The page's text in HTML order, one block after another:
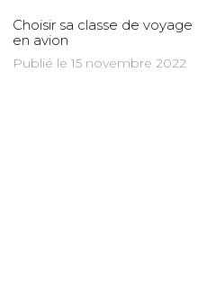
Choisir sa classe de voyage
en avion
Publié le 15 novembre 2022